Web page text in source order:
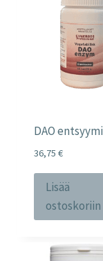
DAO entsyymi
36,75 €
Lisää
ostoskoriin